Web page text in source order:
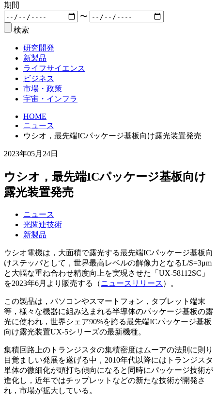
期間
〜
検索
研究開発
新製品
ライフサイエンス
ビジネス
市場・政策
宇宙・インフラ
HOME
ニュース
ウシオ，最先端ICパッケージ基板向け露光装置発売
2023年05月24日
ウシオ，最先端ICパッケージ基板向け
露光装置発売
ニュース
光関連技術
新製品
ウシオ電機は，大面積で露光する最先端ICパッケージ基板向
けステッパとして，世界最高レベルの解像力となるL/S=3μm
と大幅な重ね合わせ精度向上を実現させた「UX-58112SC」
を2023年6月より販売する（ニュースリリース ）。
この製品は，パソコンやスマートフォン，タブレット端末
等，様々な機器に組み込まれる半導体のパッケージ基板の露
光に使われ，世界シェア90%を誇る最先端ICパッケージ基板
向け露光装置UX-5シリーズの最新機種。
集積回路上のトランジスタの集積密度はムーアの法則に則り
目覚ましい発展を遂げる中，2010年代以降にはトランジスタ
単体の微細化が頭打ち傾向になると同時にパッケージ技術が
進化し，近年ではチップレットなどの新たな技術が開発さ
れ，市場が拡大している。